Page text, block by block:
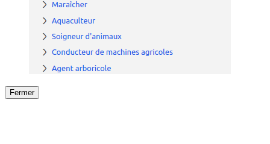
Fermer